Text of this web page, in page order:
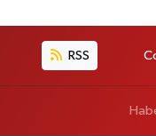
RSS